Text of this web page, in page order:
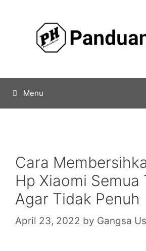
Menu
Cara
Hp Xiaomi Semua
Agar Tidak Penuh
April 23, 2022 by Gangsa